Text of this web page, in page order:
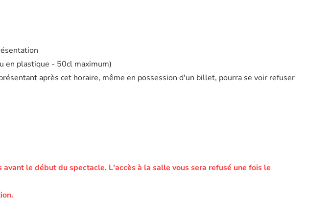
en plastique - 50cl maximum)
après cet horaire, même en possession d'un billet, pourra se voir refuser
avant le début du spectacle. L'accès à la salle vous sera refusé une fois le